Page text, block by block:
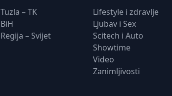
Tuzla – TK
BiH
Regija – Svijet
Lifestyle i zdravlje
Ljubav i Sex
Scitech i Auto
Showtime
Video
Zanimljivosti